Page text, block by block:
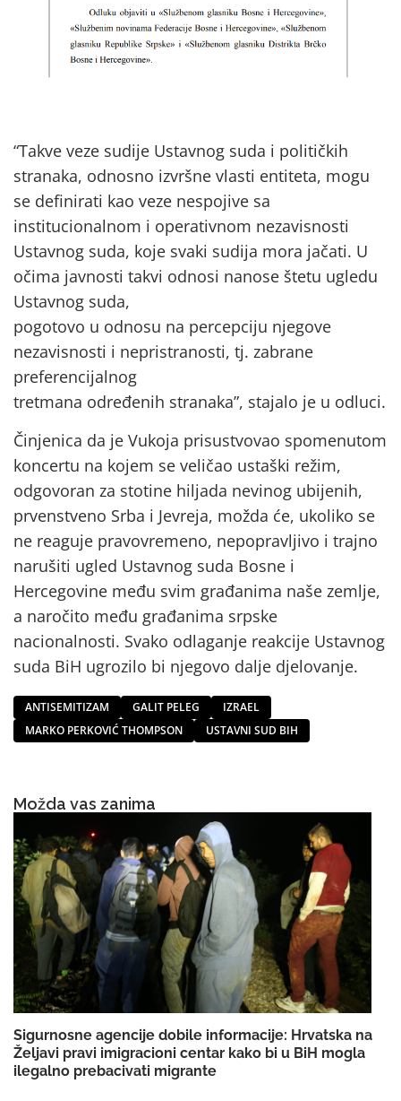
“Takve veze sudije Ustavnog suda i političkih
stranaka, odnosno izvršne vlasti entiteta, mogu
se definirati kao veze nespojive sa
institucionalnom i operativnom nezavisnosti
Ustavnog suda, koje svaki sudija mora jačati. U
očima javnosti takvi odnosi nanose štetu ugledu
Ustavnog suda,
pogotovo u odnosu na percepciju njegove
nezavisnosti i nepristranosti, tj. zabrane
preferencijalnog
tretmana određenih stranaka”, stajalo je u odluci.
Činjenica da je Vukoja prisustvovao spomenutom
koncertu na kojem se veličao ustaški režim,
odgovoran za stotine hiljada nevinog ubijenih,
prvenstveno Srba i Jevreja, možda će, ukoliko se
ne reaguje pravovremeno, nepopravljivo i trajno
narušiti ugled Ustavnog suda Bosne i
Hercegovine među svim građanima naše zemlje,
a naročito među građanima srpske
nacionalnosti. Svako odlaganje reakcije Ustavnog
suda BiH ugrozilo bi njegovo dalje djelovanje.
ANTISEMITIZAM GALIT PELEG
IZRAEL
MARKO PERKOVIĆ THOMPSON
USTAVNI SUD BIH
Možda vas zanima
Sigurnosne agencije dobile informacije: Hrvatska na
Željavi pravi imigracioni centar kako bi u BiH mogla
ilegalno prebacivati migrante